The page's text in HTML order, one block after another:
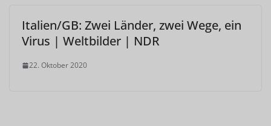
Italien/GB: Zwei Länder, zwei Wege, ein
Virus | Weltbilder | NDR
22. Oktober 2020